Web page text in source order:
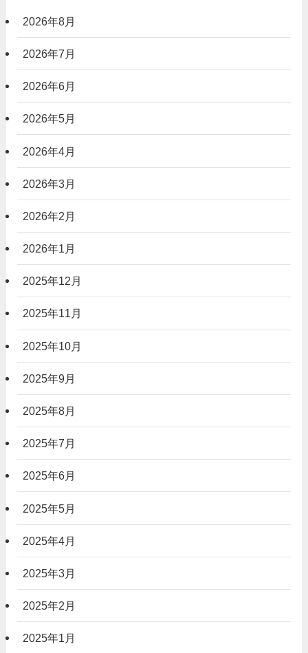
2026年8月
2026年7月
2026年6月
2026年5月
2026年4月
2026年3月
2026年2月
2026年1月
2025年12月
2025年11月
2025年10月
2025年9月
2025年8月
2025年7月
2025年6月
2025年5月
2025年4月
2025年3月
2025年2月
2025年1月